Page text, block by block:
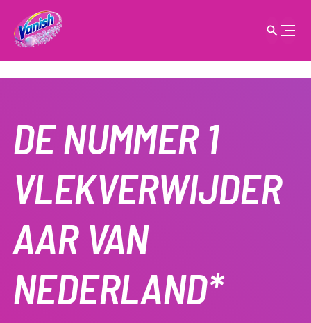
DE NUMMER 1
VLEKVERWIJDER
AAR VAN
NEDERLAND*